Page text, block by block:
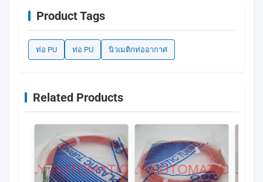
Product Tags
ท่อ PU ท่อ PU นิวเมติกท่ออากาศ
Related Products